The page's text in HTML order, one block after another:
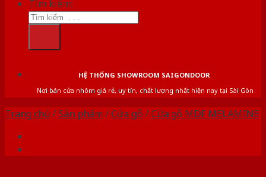
Tìm kiếm:
HỆ THỐNG SHOWROOM SAIGONDOOR
Nơi bán cửa nhôm giá rẻ, uy tín, chất lượng nhất hiện nay tại Sài Gòn
Trang chủ /Sản phẩm /Cửa gỗ /Cửa gỗ MDF MELAMINE